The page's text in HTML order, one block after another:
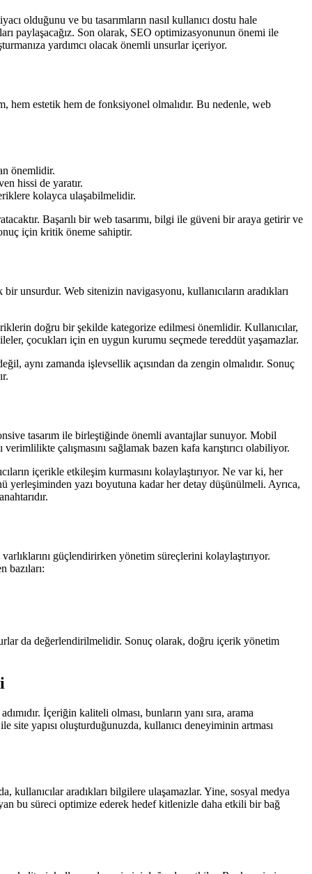
olduğunu ve bu tasarımların nasıl kullanıcı dostu hale
paylaşacağız. Son olarak, SEO optimizasyonunun önemi ile
yardımcı olacak önemli unsurlar içeriyor.
estetik hem de fonksiyonel olmalıdır. Bu nedenle, web
önemlidir.
hissi de yaratır.
kolayca ulaşabilmelidir.
Başarılı bir web tasarımı, bilgi ile güveni bir araya getirir ve
için kritik öneme sahiptir.
bir unsurdur. Web sitenizin navigasyonu, kullanıcıların aradıkları
doğru bir şekilde kategorize edilmesi önemlidir. Kullanıcılar,
çocukları için en uygun kurumu seçmede tereddüt yaşamazlar.
aynı zamanda işlevsellik açısından da zengin olmalıdır. Sonuç
tasarım ile birleştiğinde önemli avantajlar sunuyor. Mobil
çalışmasını sağlamak bazen kafa karıştırıcı olabiliyor.
içerikle etkileşim kurmasını kolaylaştırıyor. Ne var ki, her
yerleşiminden yazı boyutuna kadar her detay düşünülmeli. Ayrıca,
güçlendirirken yönetim süreçlerini kolaylaştırıyor.
bazıları:
da değerlendirilmelidir. Sonuç olarak, doğru içerik yönetim
İçeriğin kaliteli olması, bunların yanı sıra, arama
ile site yapısı oluşturduğunuzda, kullanıcı deneyiminin artması
kullanıcılar aradıkları bilgilere ulaşamazlar. Yine, sosyal medya
bu süreci optimize ederek hedef kitlenizle daha etkili bir bağ